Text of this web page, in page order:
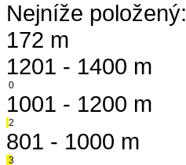
Nejníže položený:
172 m
1201 - 1400 m
0
1001 - 1200 m
2
801 - 1000 m
3